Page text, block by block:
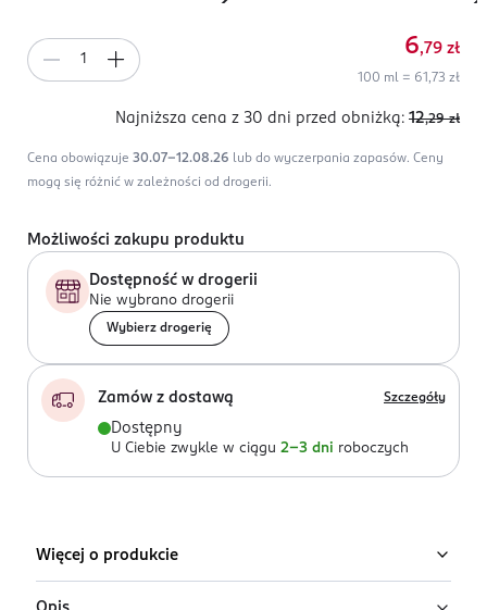
6,79 zł
100 ml = 61,73 zł
Najniższa cena z 30 dni przed obniżką: 12,29 zł
Cena obowiązuje 30.07-12.08.26 lub do wyczerpania zapasów. Ceny
mogą się różnić w zależności od drogerii.
Możliwości zakupu produktu
Dostępność w drogerii
Nie wybrano drogerii
Wybierz drogerię
Zamów z dostawą Szczegóły
Dostępny
U Ciebie zwykle w ciągu 2-3 dni roboczych
Więcej o produkcie